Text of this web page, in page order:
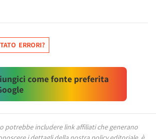
ERRORI?
come fonte preferita
potrebbe includere link affiliati che generano